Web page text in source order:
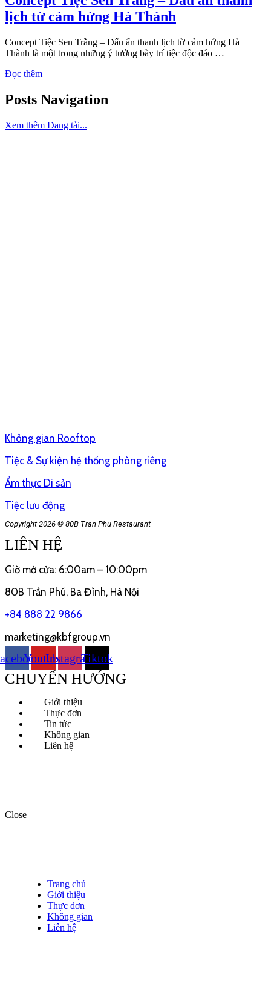
lịch từ cảm hứng Hà Thành
Concept Tiệc Sen Trắng – Dấu ấn thanh lịch từ cảm hứng Hà
Thành là một trong những ý tưởng bày trí tiệc độc đáo …
Đọc thêm
Posts Navigation
Xem thêm Đang tải...
Không gian Rooftop
Tiệc & Sự kiện hệ thống phòng riêng
Ẩm thực Di sản
Tiệc lưu động
Copyright 2026 © 80B Tran Phu Restaurant
LIÊN HỆ
Giờ mở cửa: 6:00am – 10:00pm
80B Trần Phú, Ba Đình, Hà Nội
+84 888 22 9866
marketing@kbfgroup.vn
YoutubeInstagramTiktok
CHUYỂN HƯỚNG
Giới thiệu
Thực đơn
Tin tức
Không gian
Liên hệ
Close
Trang chủ
Giới thiệu
Thực đơn
Không gian
Liên hệ